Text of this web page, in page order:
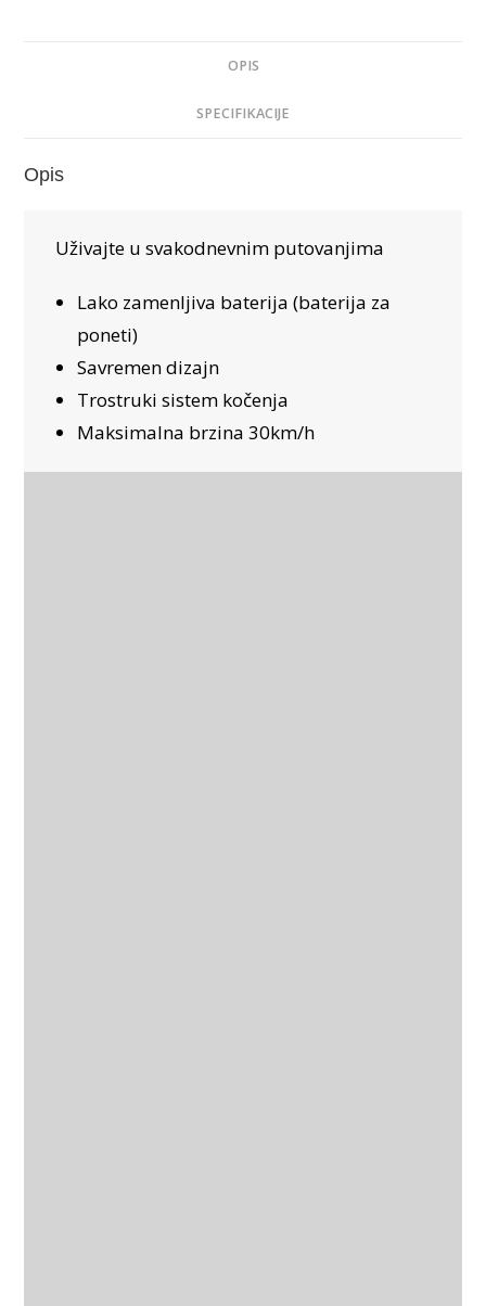
OPIS
SPECIFIKACIJE
Opis
Uživajte u svakodnevnim putovanjima
Lako zamenljiva baterija (baterija za
poneti)
Savremen dizajn
Trostruki sistem kočenja
Maksimalna brzina 30km/h